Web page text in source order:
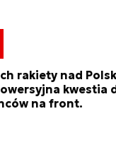
rakiety nad
kwestia
na front.